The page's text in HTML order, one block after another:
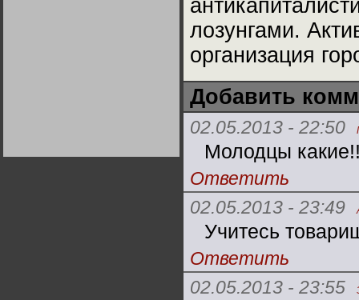
лозунгами.
организация
Добавить
02.05.2013 - 22:50
Молодцы
Ответить
02.05.2013 - 23:49
Учитесь
Ответить
02.05.2013 - 23:55